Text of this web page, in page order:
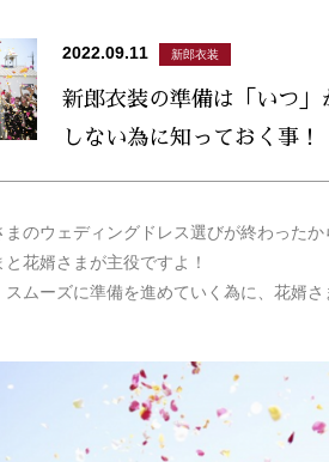
2022.09.11 新郎衣装
新郎衣装の準備は「いつ
しない為に知っておく事！
のウェディングドレス選びが終わった
花婿さまが主役ですよ！
ムーズに準備を進めていく為に、花婿